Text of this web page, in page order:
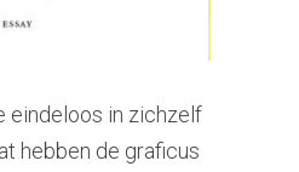
eindeloos in zichzelf
hebben de graficus